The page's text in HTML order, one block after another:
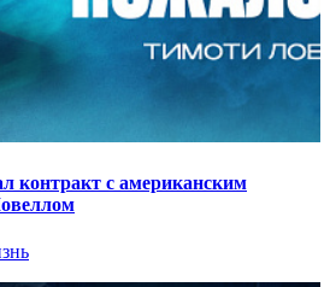
контракт с американским